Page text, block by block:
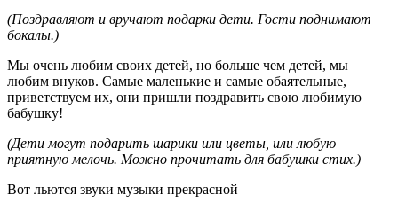
(Поздравляют и вручают подарки дети. Гости поднимают
бокалы.)
Мы очень любим своих детей, но больше чем детей, мы
любим внуков. Самые маленькие и самые обаятельные,
приветствуем их, они пришли поздравить свою любимую
бабушку!
(Дети могут подарить шарики или цветы, или любую
приятную мелочь. Можно прочитать для бабушки стих.)
Вот льются звуки музыки прекрасной